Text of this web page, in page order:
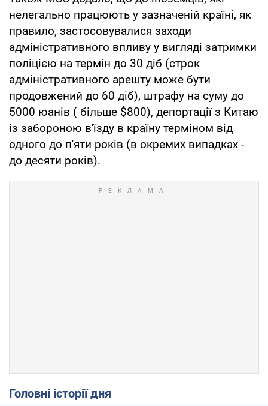
нелегально працюють у зазначеній країні, як
правило, застосовувалися заходи
адміністративного впливу у вигляді затримки
поліцією на термін до 30 діб (строк
адміністративного арешту може бути
продовжений до 60 діб), штрафу на суму до
5000 юанів ( більше $800), депортації з Китаю
із забороною в'їзду в країну терміном від
одного до п'яти років (в окремих випадках -
до десяти років).
Головні історії дня